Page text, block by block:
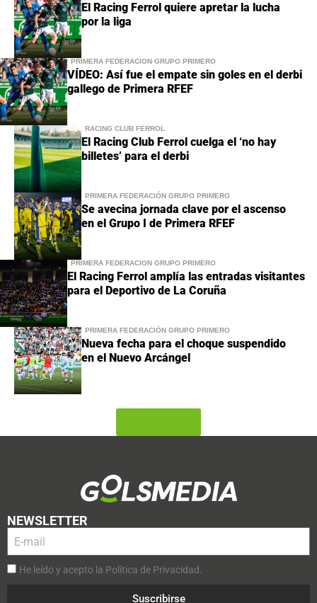
El Racing Ferrol quiere apretar la lucha
por la liga
PRIMERA FEDERACIÓN GRUPO PRIMERO
VÍDEO: Así fue el empate sin goles en el derbi
gallego de Primera RFEF
RACING CLUB FERROL
El Racing Club Ferrol cuelga el ‘no hay
billetes’ para el derbi
PRIMERA FEDERACIÓN GRUPO PRIMERO
Se avecina jornada clave por el ascenso
en el Grupo I de Primera RFEF
PRIMERA FEDERACIÓN GRUPO PRIMERO
El Racing Ferrol amplía las entradas visitantes
para el Deportivo de La Coruña
PRIMERA FEDERACIÓN GRUPO PRIMERO
Nueva fecha para el choque suspendido
en el Nuevo Arcángel
NEWSLETTER
He leído y acepto la Política de Privacidad.
Suscribirse